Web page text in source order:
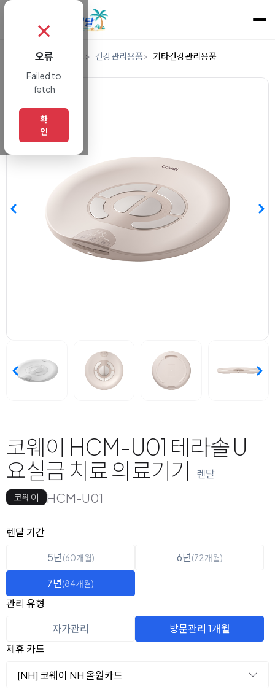
렌탈 생활/건강 건강관리용품 기타건강관리용품
코웨이 HCM-U01 테라솔 U
요실금 치료 의료기기
렌탈
코웨이 HCM-U01
옵션 선택
렌탈 선택
렌탈 기간
5년(60개월) 6년(72개월)
7년(84개월)
관리 유형
자가관리
방문관리 1개월
제휴 카드
[NH] 코웨이 NH 올원카드
✗
오류
Failed to
fetch
확
인